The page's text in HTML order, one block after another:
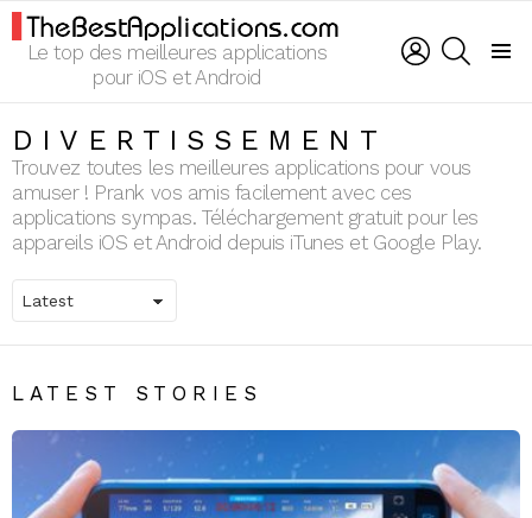
Le top des meilleures applications
pour iOS et Android
LOGIN
DIVERTISSEMENT
Trouvez toutes les meilleures applications pour vous
amuser ! Prank vos amis facilement avec ces
applications sympas. Téléchargement gratuit pour les
appareils iOS et Android depuis iTunes et Google Play.
LATEST STORIES